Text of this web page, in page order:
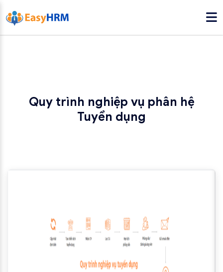
Quy trình nghiệp vụ phân hệ
Tuyển dụng